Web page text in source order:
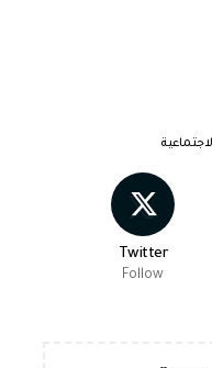
Twitter
Follow